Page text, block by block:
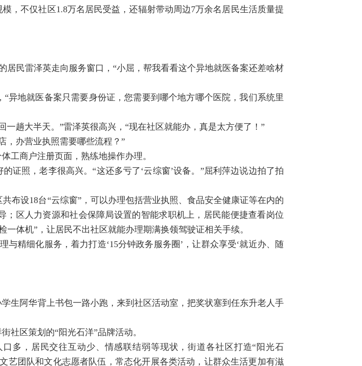
，不仅社区1.8万名居民受益，还辐射带动周边7万余名居民生活质量提
居民雷泽英走向服务窗口，“小屈，帮我看看这个异地就医备案还差啥材
异地就医备案只需要身份证，您需要到哪个地方哪个医院，我们系统里
趟大半天。”雷泽英很高兴，“现在社区就能办，真是太方便了！”
，办营业执照需要哪些流程？”
工商户注册页面，熟练地操作办理。
证照，老李很高兴。“这还多亏了‘云综窗’设备。”屈利萍边说边拍了拍
设18台“云综窗”，可以办理包括营业执照、食品安全健康证等在内的
；区人力资源和社会保障局设置的智能求职机上，居民能便捷查看岗位
体机”，让居民不出社区就能办理期满换领驾驶证相关手续。
与精细化服务，着力打造‘15分钟政务服务圈’，让群众享受‘就近办、随
生阿华背上书包一路小跑，来到社区活动室，把奖状塞到任东升老人手
社区策划的“阳光石洋”品牌活动。
多，居民交往互动少、情感联结弱等现状，街道各社区打造“阳光石
艺团队和文化志愿者队伍，常态化开展各类活动，让群众生活更加有滋